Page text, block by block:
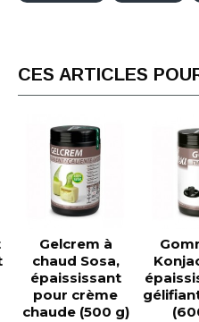
CES ARTICLES
Gelcrem à
chaud Sosa,
épaississant
pour crème
chaude (500 g)